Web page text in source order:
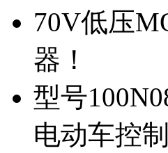
70V低压
器！
型号
电动车控制